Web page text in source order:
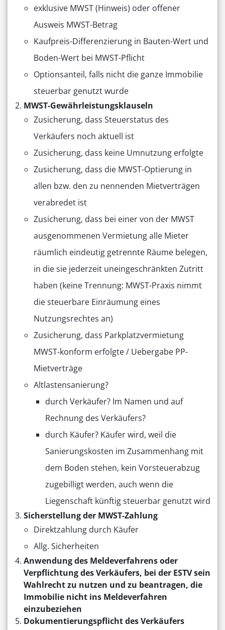
exklusive MWST (Hinweis) oder offener
Ausweis MWST-Betrag
Kaufpreis-Differenzierung in Bauten-Wert und
Boden-Wert bei MWST-Pflicht
Optionsanteil, falls nicht die ganze Immobilie
steuerbar genutzt wurde
MWST-Gewährleistungsklauseln
Zusicherung, dass Steuerstatus des
Verkäufers noch aktuell ist
Zusicherung, dass keine Umnutzung erfolgte
Zusicherung, dass die MWST-Optierung in
allen bzw. den zu nennenden Mietverträgen
verabredet ist
Zusicherung, dass bei einer von der MWST
ausgenommenen Vermietung alle Mieter
räumlich eindeutig getrennte Räume belegen,
in die sie jederzeit uneingeschränkten Zutritt
haben (keine Trennung: MWST-Praxis nimmt
die steuerbare Einräumung eines
Nutzungsrechtes an)
Zusicherung, dass Parkplatzvermietung
MWST-konform erfolgte / Uebergabe PP-
Mietverträge
Altlastensanierung?
durch Verkäufer? Im Namen und auf
Rechnung des Verkäufers?
durch Käufer? Käufer wird, weil die
Sanierungskosten im Zusammenhang mit
dem Boden stehen, kein Vorsteuerabzug
zugebilligt werden, auch wenn die
Liegenschaft künftig steuerbar genutzt wird
Sicherstellung der MWST-Zahlung
Direktzahlung durch Käufer
Allg. Sicherheiten
Anwendung des Meldeverfahrens oder
Verpflichtung des Verkäufers, bei der ESTV sein
Wahlrecht zu nutzen und zu beantragen, die
Immobilie nicht ins Meldeverfahren
einzubeziehen
Dokumentierungspflicht des Verkäufers